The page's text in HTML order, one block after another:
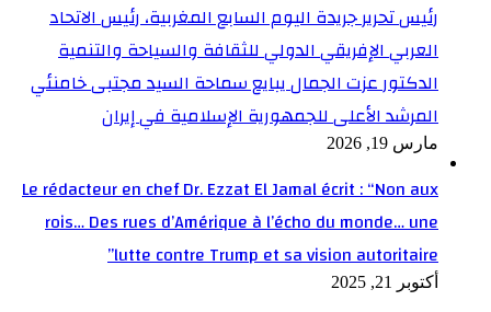
رئيس تحرير جريدة اليوم السابع المغربية، رئيس الاتحاد
العربي الإفريقي الدولي للثقافة والسياحة والتنمية
الدكتور عزت الجمال يبايع سماحة السيد مجتبى خامنئي
المرشد الأعلى للجمهورية الإسلامية في إيران
مارس 19, 2026
Le rédacteur en chef Dr. Ezzat El Jamal écrit : “Non aux
rois… Des rues d’Amérique à l’écho du monde… une
lutte contre Trump et sa vision autoritaire”
أكتوبر 21, 2025